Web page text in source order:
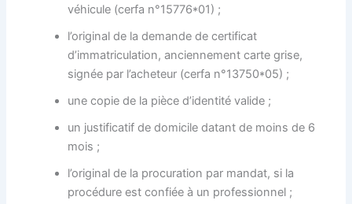
véhicule (cerfa n°15776*01) ;
l’original de la demande de certificat
d’immatriculation, anciennement carte grise,
signée par l’acheteur (cerfa n°13750*05) ;
une copie de la pièce d’identité valide ;
un justificatif de domicile datant de moins de 6
mois ;
l’original de la procuration par mandat, si la
procédure est confiée à un professionnel ;